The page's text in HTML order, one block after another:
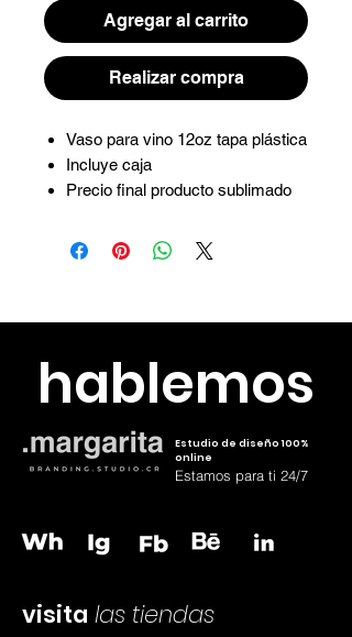
Agregar al carrito
Realizar compra
Vaso para vino 12oz tapa plástica
Incluye caja
Precio final producto sublimado
Envia el diseño a
hola@margaritacr.com o wh
hablemos
Estudio de diseño 100%
online
Estamos para ti 24/7
visita las tiendas